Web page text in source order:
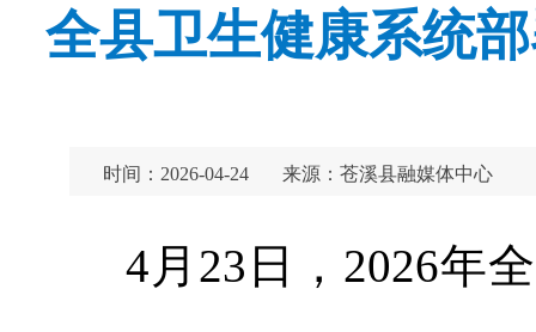
全县卫生健康系统
时间：2026-04-24 来源：苍溪县融媒体中心
4月23日，2026年